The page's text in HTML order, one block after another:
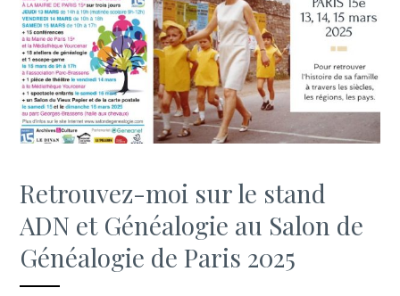
Retrouvez-moi sur le stand
ADN et Généalogie au Salon de
Généalogie de Paris 2025